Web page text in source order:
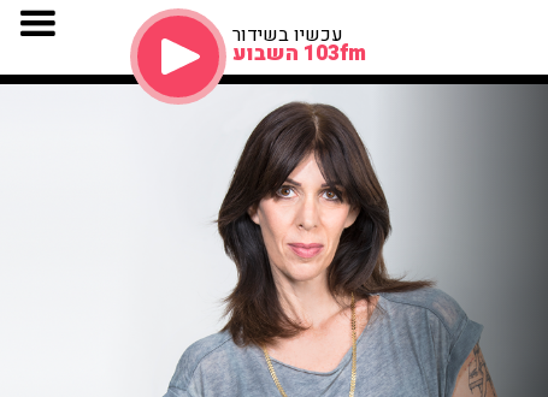
עכשיו בשידור
103fm השבוע